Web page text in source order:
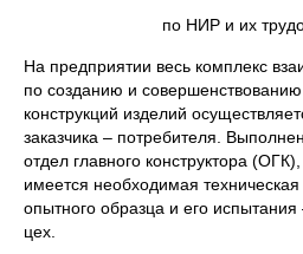
по НИР и их
На предприятии весь комплекс
по созданию и
конструкций изделий
заказчика – потребителя.
отдел главного конструктора
имеется необходимая
опытного образца и его
цех.